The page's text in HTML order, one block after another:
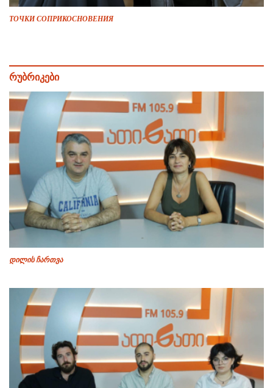
ТОЧКИ СОПРИКОСНОВЕНИЯ
რუბრიკები
დილის ჩართვა